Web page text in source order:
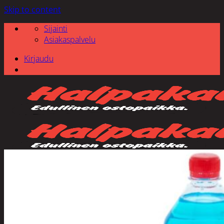
Skip to content
Sijainti
Asiakaspalvelu
Kirjaudu